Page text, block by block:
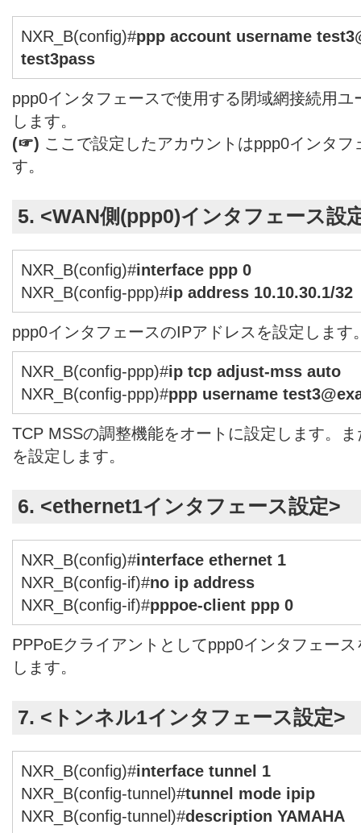
NXR_B(config)#ppp account username
test3pass
ppp0インタフェースで使用する閉域網接続用
します。
(☞) ここで設定したアカウントはppp0インタ
す。
5. <WAN側(ppp0)インタフェース設
NXR_B(config)#interface ppp 0
NXR_B(config-ppp)#ip address 10.10.30.1/32
ppp0インタフェースのIPアドレスを設定します
NXR_B(config-ppp)#ip tcp adjust-mss auto
NXR_B(config-ppp)#ppp username
TCP MSSの調整機能をオートに設定します。
を設定します。
6. <ethernet1インタフェース設定>
NXR_B(config)#interface ethernet 1
NXR_B(config-if)#no ip address
NXR_B(config-if)#pppoe-client ppp 0
PPPoEクライアントとしてppp0インタフェー
します。
7. <トンネル1インタフェース設定>
NXR_B(config)#interface tunnel 1
NXR_B(config-tunnel)#tunnel mode ipip
NXR_B(config-tunnel)#description YAMAHA